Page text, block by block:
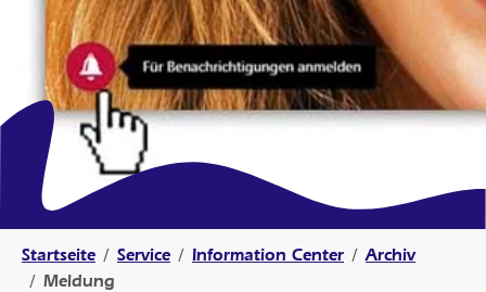
Startseite Service Information Center
Archiv
Meldung